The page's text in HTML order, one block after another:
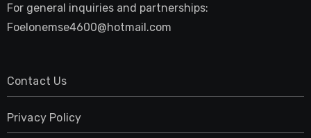
For general inquiries and partnerships:
Foelonemse4600@hotmail.com
Contact Us
Privacy Policy